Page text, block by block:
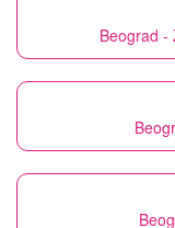
Beograd -